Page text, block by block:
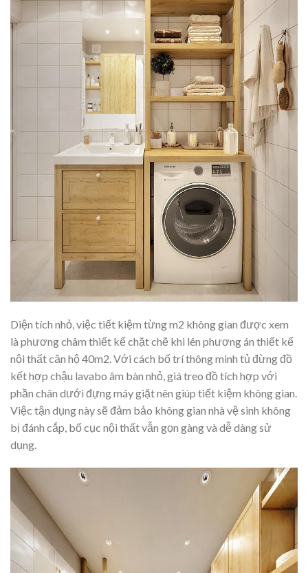
Diện tích nhỏ, việc tiết kiệm từng m2 không gian được xem
là phương châm thiết kế chặt chẽ khi lên phương án thiết kế
nội thất căn hộ 40m2. Với cách bố trí thông minh tủ đừng đồ
kết hợp chậu lavabo âm bàn nhỏ, giá treo đồ tích hợp với
phần chân dưới đựng máy giặt nên giúp tiết kiệm không gian.
Việc tận dụng này sẽ đảm bảo không gian nhà vệ sinh không
bị đánh cắp, bố cục nội thất vẫn gọn gàng và dễ dàng sử
dụng.